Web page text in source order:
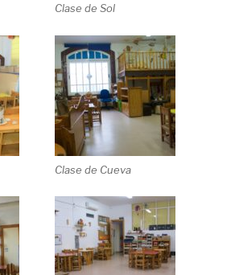
Clase de Sol
Clase de Cueva